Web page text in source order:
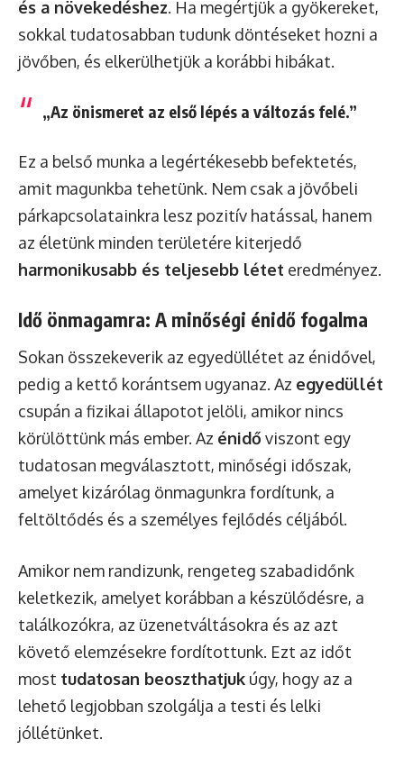
és a növekedéshez. Ha megértjük a gyökereket,
sokkal tudatosabban tudunk döntéseket hozni a
jövőben, és elkerülhetjük a korábbi hibákat.
„Az önismeret az első lépés a változás felé.”
Ez a belső munka a legértékesebb befektetés,
amit magunkba tehetünk. Nem csak a jövőbeli
párkapcsolatainkra lesz pozitív hatással, hanem
az életünk minden területére kiterjedő
harmonikusabb és teljesebb létet eredményez.
Idő önmagamra: A minőségi énidő fogalma
Sokan összekeverik az egyedüllétet az énidővel,
pedig a kettő korántsem ugyanaz. Az egyedüllét
csupán a fizikai állapotot jelöli, amikor nincs
körülöttünk más ember. Az énidő viszont egy
tudatosan megválasztott, minőségi időszak,
amelyet kizárólag önmagunkra fordítunk, a
feltöltődés és a személyes fejlődés céljából.
Amikor nem randizunk, rengeteg szabadidőnk
keletkezik, amelyet korábban a készülődésre, a
találkozókra, az üzenetváltásokra és az azt
követő elemzésekre fordítottunk. Ezt az időt
most tudatosan beoszthatjuk úgy, hogy az a
lehető legjobban szolgálja a testi és lelki
jóllétünket.